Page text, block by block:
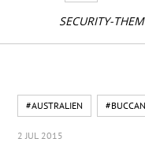
SECURITY-
#AUSTRALIEN
2 JUL 2015